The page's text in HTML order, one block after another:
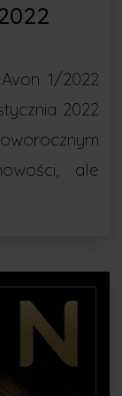
1/2022
2022
ale